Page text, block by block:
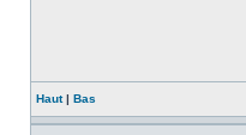
Haut| Bas